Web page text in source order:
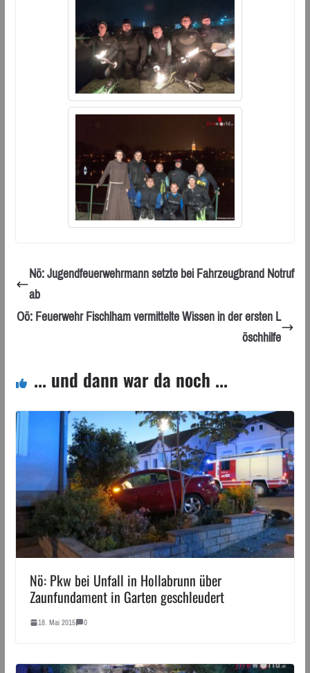
Nö: Jugendfeuerwehrmann setzte bei Fahrzeugbrand Notruf
ab
Oö: Feuerwehr Fischlham vermittelte Wissen in der ersten L
öschhilfe
... und dann war da noch ...
Nö: Pkw bei Unfall in Hollabrunn über
Zaunfundament in Garten geschleudert
18. Mai 2015 0